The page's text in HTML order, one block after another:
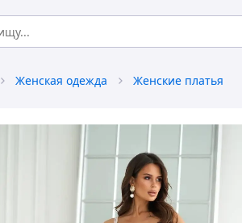
Женская одежда Женские платья